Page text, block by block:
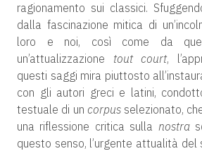
ragionamento sui classici.
dalla fascinazione mitica di
loro e noi, così come da
un’attualizzazione tout court,
questi saggi mira piuttosto
con gli autori greci e latini,
testuale di un corpusselezionato,
una riflessione critica sulla nostra
questo senso, l’urgente attualità